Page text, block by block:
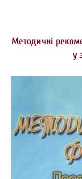
Методичні
у